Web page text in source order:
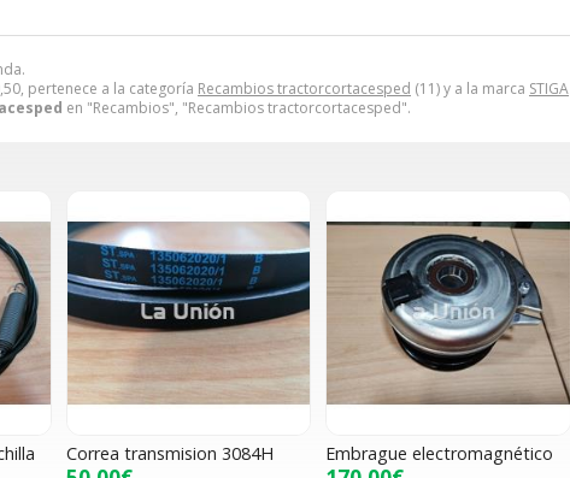
pertenece a la categoría Recambios tractorcortacesped (11) y a la marca STIGA
en "Recambios", "Recambios tractorcortacesped".
Correa transmision 3084H Embrague electromagnético